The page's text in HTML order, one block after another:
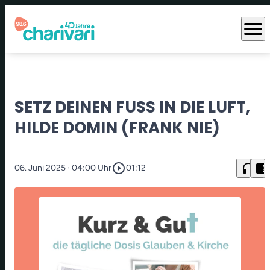
menu
SETZ DEINEN FUSS IN DIE LUFT, H
ILDE DOMIN (FRANK NIE)
06. Juni 2025 · 04:00 Uhrplay_circle_outline01:12 headphones chrome_reader_mode